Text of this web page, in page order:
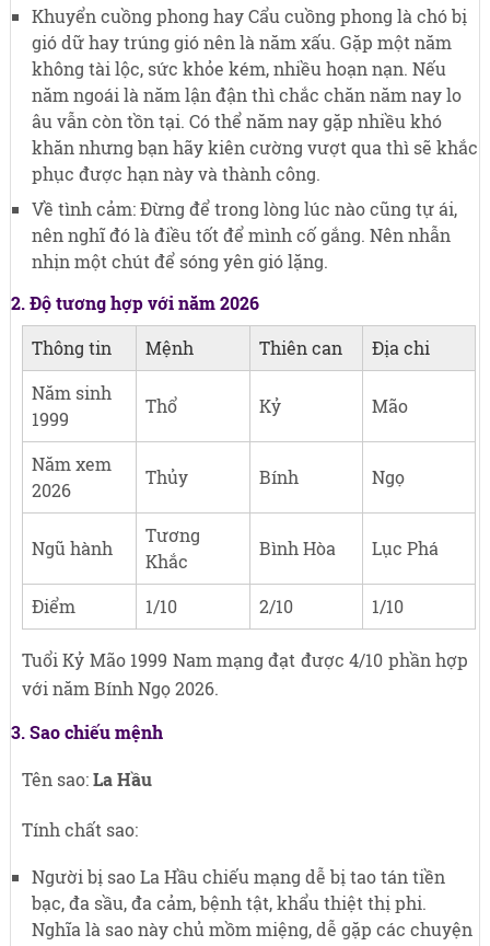
Khuyển cuồng phong hay Cẩu cuồng phong là chó bị
gió dữ hay trúng gió nên là năm xấu. Gặp một năm
không tài lộc, sức khỏe kém, nhiều hoạn nạn. Nếu
năm ngoái là năm lận đận thì chắc chăn năm nay lo
âu vẫn còn tồn tại. Có thể năm nay gặp nhiều khó
khăn nhưng bạn hãy kiên cường vượt qua thì sẽ khắc
phục được hạn này và thành công.
Về tình cảm: Đừng để trong lòng lúc nào cũng tự ái,
nên nghĩ đó là điều tốt để mình cố gắng. Nên nhẫn
nhịn một chút để sóng yên gió lặng.
2. Độ tương hợp với năm 2026
Thông tin
Mệnh Thiên can
Địa chi
Năm sinh
1999
Thổ Kỷ Mão
Năm xem
2026
Thủy Bính Ngọ
Ngũ hành
Tương
Khắc
Bình Hòa Lục Phá
Điểm 1/10 2/10 1/10
Tuổi Kỷ Mão 1999 Nam mạng đạt được 4/10 phần hợp
với năm Bính Ngọ 2026.
3. Sao chiếu mệnh
Tên sao:La Hầu
Tính chất sao:
Người bị sao La Hầu chiếu mạng dễ bị tao tán tiền
bạc, đa sầu, đa cảm, bệnh tật, khẩu thiệt thị phi.
Nghĩa là sao này chủ mồm miệng, dễ gặp các chuyện